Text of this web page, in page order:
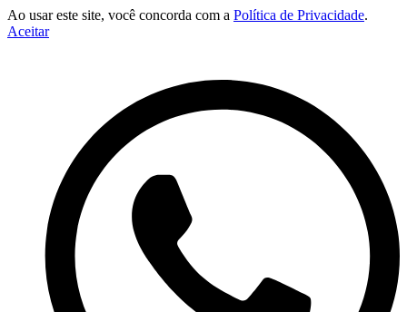
Ao usar este site, você concorda com a Política de Privacidade.
Aceitar